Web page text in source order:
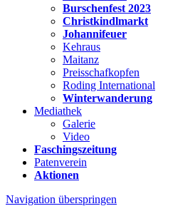
Burschenfest 2023
Christkindlmarkt
Johannifeuer
Kehraus
Maitanz
Preisschafkopfen
Roding International
Winterwanderung
Mediathek
Galerie
Video
Faschingszeitung
Patenverein
Aktionen
Navigation überspringen